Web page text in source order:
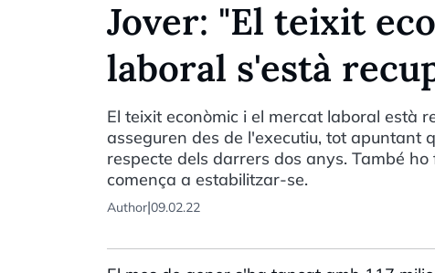
Jover: "El teixit
laboral s'està
El teixit econòmic i el mercat laboral està
asseguren des de l'executiu, tot apuntant
respecte dels darrers dos anys. També
comença a estabilitzar-se.
Author|09.02.22